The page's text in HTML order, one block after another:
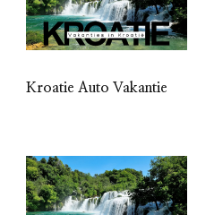
Kroatie Auto Vakantie